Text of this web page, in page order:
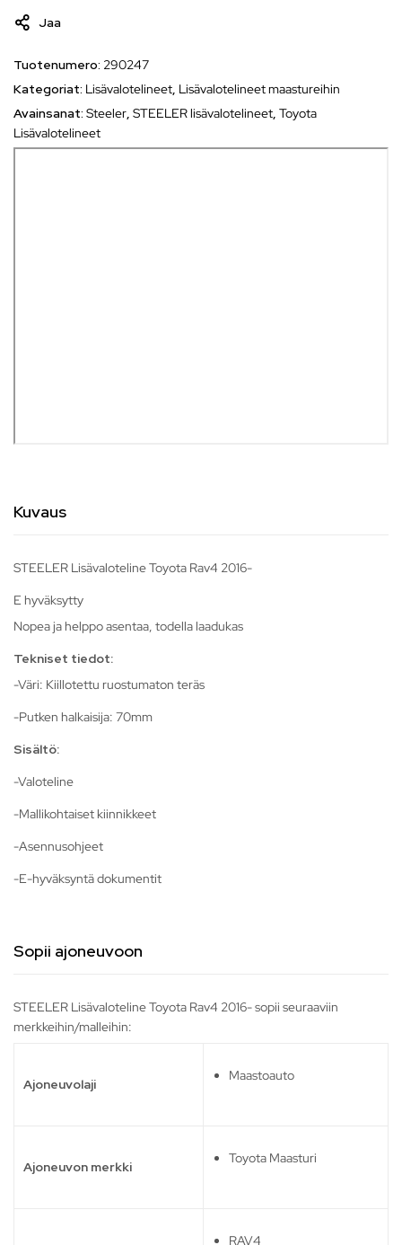
Jaa
Tuotenumero: 290247
Kategoriat: Lisävalotelineet, Lisävalotelineet maastureihin
Avainsanat: Steeler, STEELER lisävalotelineet, Toyota
Lisävalotelineet
Kuvaus
STEELER Lisävaloteline Toyota Rav4 2016-
E hyväksytty
Nopea ja helppo asentaa, todella laadukas
Tekniset tiedot:
-Väri: Kiillotettu ruostumaton teräs
-Putken halkaisija: 70mm
Sisältö:
-Valoteline
-Mallikohtaiset kiinnikkeet
-Asennusohjeet
-E-hyväksyntä dokumentit
Sopii ajoneuvoon
STEELER Lisävaloteline Toyota Rav4 2016- sopii seuraaviin
merkkeihin/malleihin:
Ajoneuvolaji
Maastoauto
Ajoneuvon merkki
Toyota Maasturi
RAV4